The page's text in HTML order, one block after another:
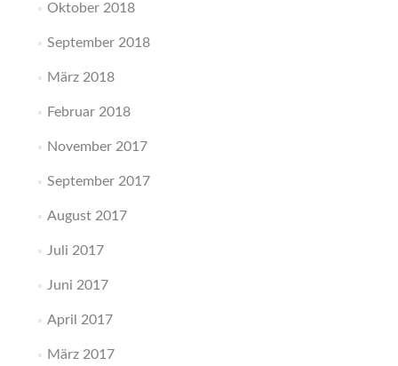
Oktober 2018
September 2018
März 2018
Februar 2018
November 2017
September 2017
August 2017
Juli 2017
Juni 2017
April 2017
März 2017